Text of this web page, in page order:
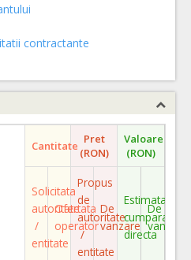
contractante
Cantitate Pret
(RON)
Valoare
(RON)
Solicitata
autoritate
/
entitate
Ofertata
operator
Propus
de
autoritate
/
entitate
De
vanzare
Estimata
cumparare
directa
De
vanzare